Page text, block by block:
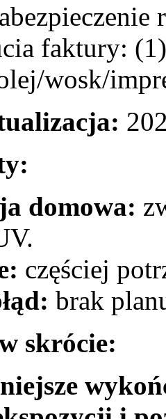
faktury:
wosk/
domowa:
częściej
brak
skrócie: